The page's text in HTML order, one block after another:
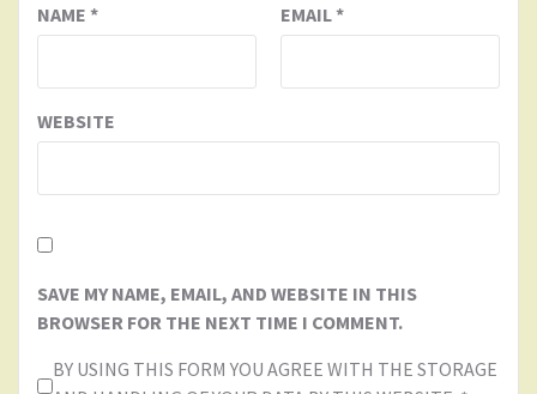
NAME * EMAIL*
WEBSITE
SAVE MY NAME, EMAIL, AND WEBSITE IN THIS
BROWSER FOR THE NEXT TIME I COMMENT.
BY USING THIS FORM YOU AGREE WITH THE STORAGE